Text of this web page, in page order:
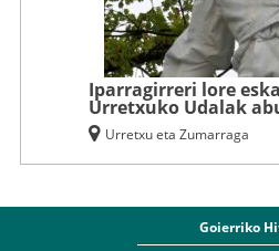
Iparragirreri lore
Urretxuko Udalak
Urretxu eta Zumarraga
Goierriko